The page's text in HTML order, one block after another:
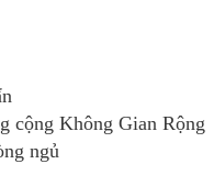
cộng Không Gian Rộng
ngủ